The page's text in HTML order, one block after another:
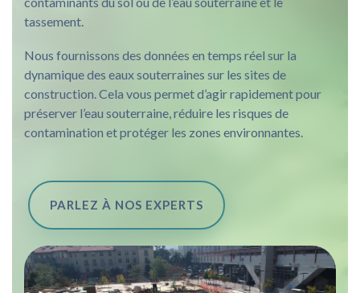
tassement.
Nous fournissons des données en temps réel sur la
dynamique des eaux souterraines sur les sites de
construction. Cela vous permet d’agir rapidement pour
préserver l’eau souterraine, réduire les risques de
contamination et protéger les zones environnantes.
PARLEZ À NOS EXPERTS